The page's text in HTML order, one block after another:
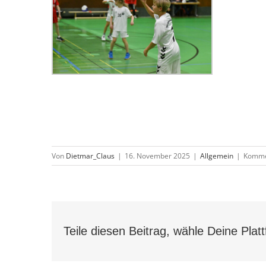
Von Dietmar_Claus | 16. November 2025 | Allgemein |
Teile diesen Beitrag, wähle Deine